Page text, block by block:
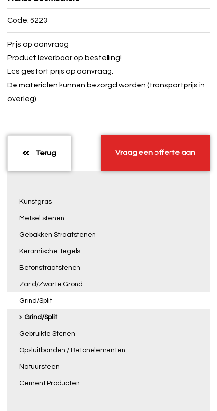
Kunstgras
Metsel stenen
Gebakken Straatstenen
Keramische Tegels
Betonstraatstenen
Zand/Zwarte Grond
Grind/Split
Grind/Split
Gebruikte Stenen
Opsluitbanden / Betonelementen
Natuursteen
Cement Producten
Code: 6223
Prijs op aanvraag
Product leverbaar op bestelling!
Los gestort prijs op aanvraag.
De materialen kunnen bezorgd worden (transportprijs in
overleg)
Terug Vraag een offerte aan